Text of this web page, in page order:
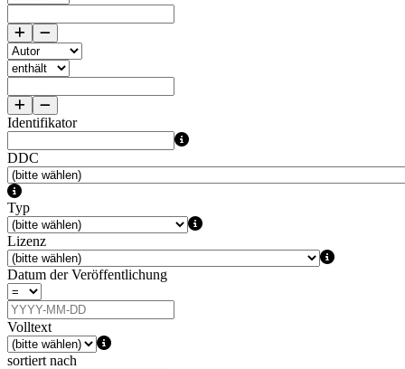
Identifikator
DDC
Typ
Lizenz
Datum der Veröffentlichung
Volltext
sortiert nach